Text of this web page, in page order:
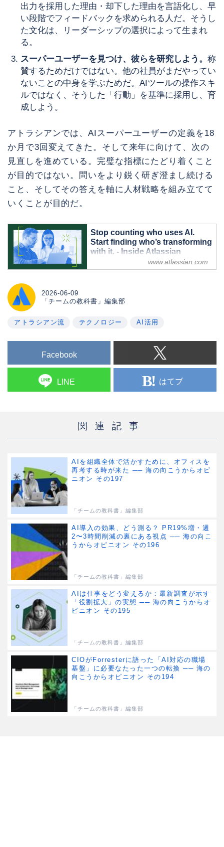
出力を採用した理由・却下した理由を言語化し、早
い段階でフィードバックを求められる人だ。そうし
た文化は、リーダーシップの選択によって生まれ
る。
スーパーユーザーを見つけ、彼らを研究しよう。称
賛するためだけではない。他の社員がまだやってい
ないことの中身を学ぶためだ。AIツールの操作スキ
ルではなく、そうした「行動」を基準に採用し、育
成しよう。
アトラシアンでは、AIスーパーユーザーの定義を18
か月で3回変えてきた。そして来年に向けて、次の
見直しを進めている。完璧な指標にたどり着くこと
が目的ではない。問いをより鋭く研ぎ澄まし続ける
こと、そしてその答えを軸に人材戦略を組み立てて
いくことが目的だ。
Stop counting who uses AI.
Start finding who’s transforming
with it. - Inside Atlassian
What Atlassian learned from
now.
www.atlassian.com
2026-06-09
「チームの教科書」編集部
アトラシアン流 テクノロジー AI活用
Facebook
LINE はてブ
関連記事
AIを組織全体で活かすために、オフィスを
再考する時が来た ── 海の向こうからオピ
ニオン その197
「チームの教科書」編集部
AI導入の効果、どう測る？ PR19%増・週
2〜3時間削減の裏にある視点 ── 海の向こ
うからオピニオン その196
「チームの教科書」編集部
AIは仕事をどう変えるか：最新調査が示す
「役割拡大」の実態 ── 海の向こうからオ
ピニオン その195
「チームの教科書」編集部
CIOがForresterに語った「AI対応の職場
基盤」に必要なたった一つの転換 ── 海の
向こうからオピニオン その194
「チームの教科書」編集部